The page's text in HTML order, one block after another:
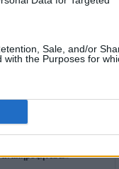
Sale, and/or
the Purposes for
ανακήρυξη ΑΟΖ»